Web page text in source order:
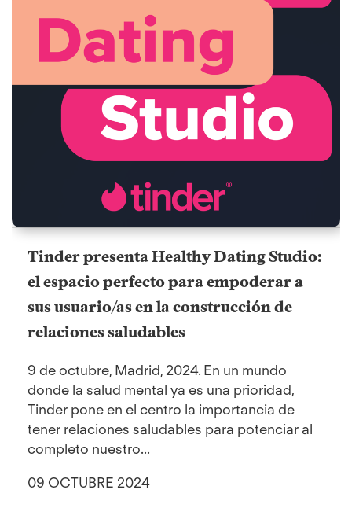
Tinder presenta Healthy Dating Studio:
el espacio perfecto para empoderar a
sus usuario/as en la construcción de
relaciones saludables
9 de octubre, Madrid, 2024. En un mundo
donde la salud mental ya es una prioridad,
Tinder pone en el centro la importancia de
tener relaciones saludables para potenciar al
completo nuestro...
09 OCTUBRE 2024